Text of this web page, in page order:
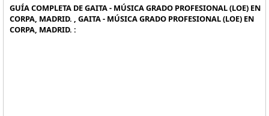
GUÍA COMPLETA DE GAITA - MÚSICA GRADO PROFESIONAL (LOE) EN
CORPA, MADRID. , GAITA - MÚSICA GRADO PROFESIONAL (LOE) EN
CORPA, MADRID. :